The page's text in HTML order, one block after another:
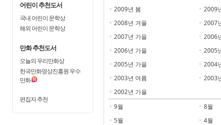
어린이 추천도서
국내 어린이 문학상
해외 어린이 문학상
만화 추천도서
오늘의 우리만화상
한국만화영상진흥원 우수
만화
편집자 추천
2009년 봄
2009
2008년 겨울
2007
2007년 가을
2006
2006년 가을
2005
2005년 가을
2004
2003년 여름
2003
2002년 가을
9월
8월
5월
4월